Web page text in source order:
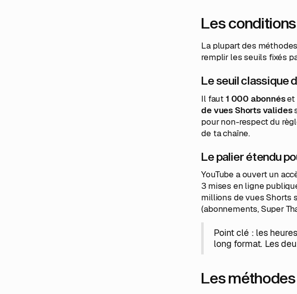
Les
La plupart des
remplir les seuils fixés
Le seuil classique
Il faut 1 000 abonnéset
de vues Shorts valides
pour non-respect du
de ta chaîne.
Le palier étendu
YouTube a ouvert un
3 mises en ligne
millions de vues Shorts
(abonnements, Super
Point clé : les
long format. Les
Les